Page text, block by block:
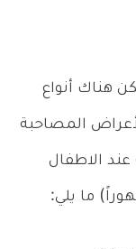
هناك أنواع
المصاحبة
الاطفال
ما يلي: